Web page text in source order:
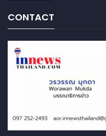
CONTACT